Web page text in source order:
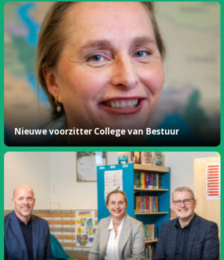
Nieuwe voorzitter College van Bestuur